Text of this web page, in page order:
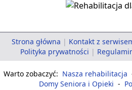
Strona główna | Kontakt z
Polityka prywatności |
Warto zobaczyć: Nasza rehabilitacja
Domy Seniora i Opieki -